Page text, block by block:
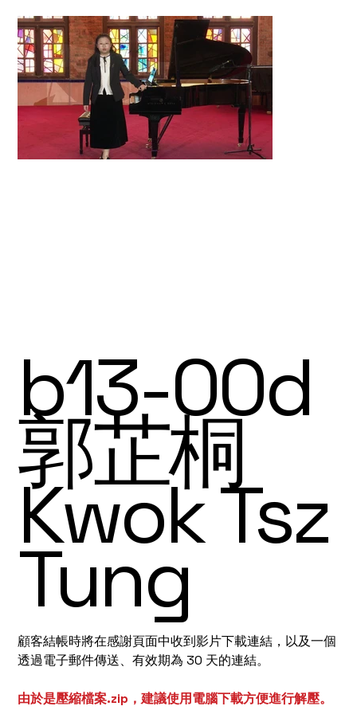
b13-00d
郭芷桐
Kwok Tsz
Tung
顧客結帳時將在感謝頁面中收到影片下載連結，以及一個
透過電子郵件傳送、有效期為 30 天的連結。
由於是壓縮檔案.zip，建議使用電腦下載方便進行解壓。